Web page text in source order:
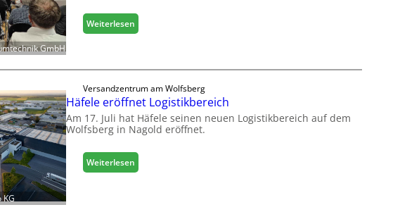
s
e
c
h
r
ö
r
e
t
Z
GmbH
Weiterlesen:
M
h
i
n
e
b
a
KG
Versandzentrum am Wolfsberg
Häfele eröffnet Logistikbereich
Am 17. Juli hat Häfele seinen neuen Logistikbereich auf dem
Wolfsberg in Nagold eröffnet.
Weiterlesen:
H